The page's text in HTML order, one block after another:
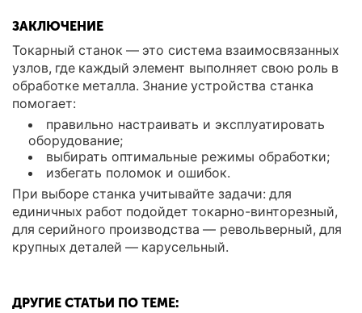
ЗАКЛЮЧЕНИЕ
Токарный станок — это система взаимосвязанных
узлов, где каждый элемент выполняет свою роль в
обработке металла. Знание устройства станка
помогает:
правильно настраивать и эксплуатировать
оборудование;
выбирать оптимальные режимы обработки;
избегать поломок и ошибок.
При выборе станка учитывайте задачи: для
единичных работ подойдет токарно-винторезный,
для серийного производства — револьверный, для
крупных деталей — карусельный.
ДРУГИЕ СТАТЬИ ПО ТЕМЕ: